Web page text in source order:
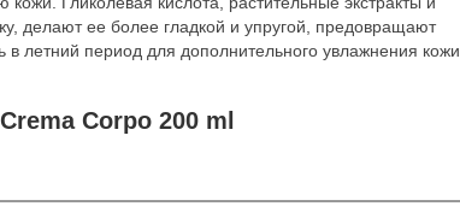
делают ее более гладкой и упругой, предовращают
летний период для дополнительного увлажнения кожи.
Corpo 200 ml